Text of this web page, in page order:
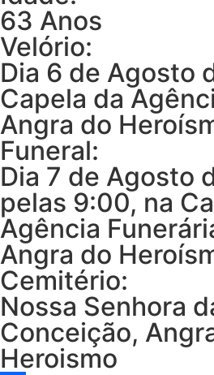
63 Anos
Velório:
Dia 6 de Agosto
Capela da
Angra do
Funeral:
Dia 7 de Agosto
pelas 9:00, na
Agência
Angra do
Cemitério:
Nossa Senhora
Conceição,
Heroismo